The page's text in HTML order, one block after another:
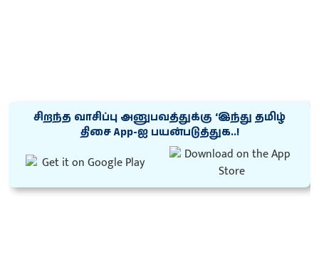
சிறந்த வாசிப்பு அனுபவத்துக்கு ‘இந்து தமிழ்
திசை App-ஐ பயன்படுத்துக..!